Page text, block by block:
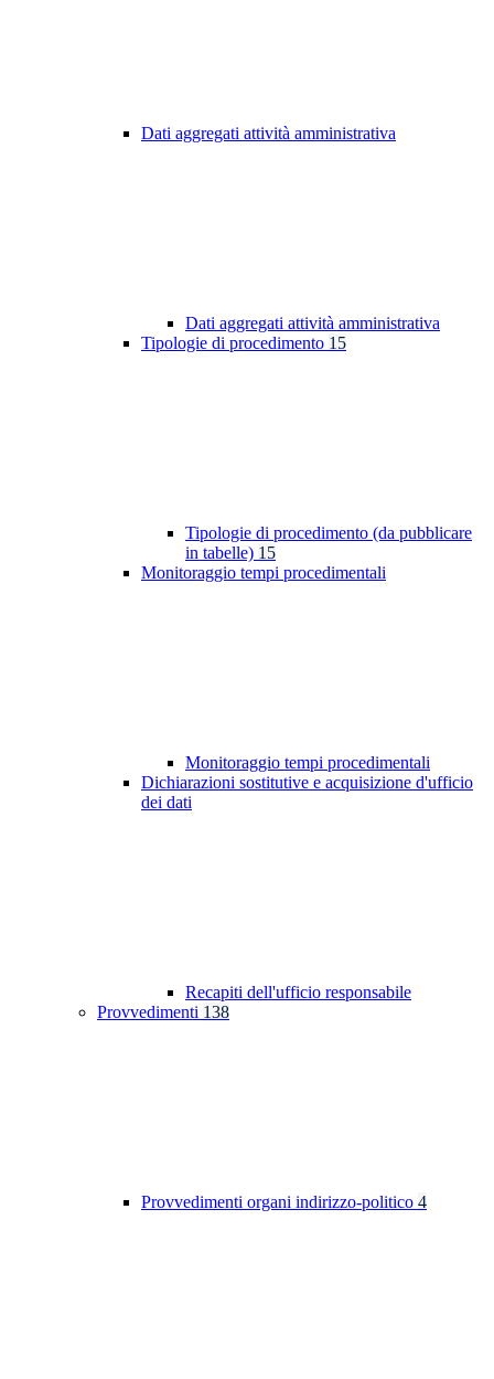
Dati aggregati attività amministrativa
Dati aggregati attività amministrativa
Tipologie di procedimento 15
Tipologie di procedimento (da pubblicare
in tabelle) 15
Monitoraggio tempi procedimentali
Monitoraggio tempi procedimentali
Dichiarazioni sostitutive e acquisizione d'ufficio
dei dati
Recapiti dell'ufficio responsabile
Provvedimenti 138
Provvedimenti organi indirizzo-politico 4